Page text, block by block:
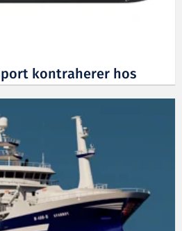
kontraherer hos